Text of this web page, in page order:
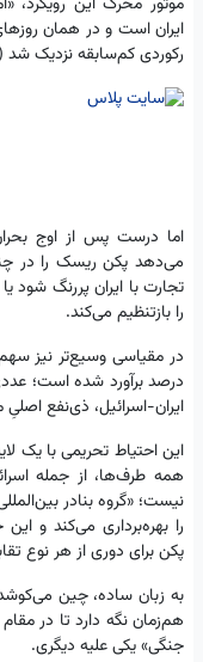
موتور محرک این رویکرد،
ایران است و در همان
رکوردی کم‌سابقه نزدیک شد (برآوردهایی تا
اما درست پس از اوج
می‌دهد پکن ریسک را در
تجارت با ایران پررنگ شود
را بازتنظیم می‌کند.
درصد برآورد شده است؛
ایران-اسرائیل، ذی‌نفع
این احتیاط تحریمی با یک
همه طرف‌ها، از جمله
را بهره‌برداری می‌کند و
پکن برای دوری از هر نوع
به زبان ساده، چین
هم‌زمان نگه دارد تا در
جنگی» یکی علیه دیگری.